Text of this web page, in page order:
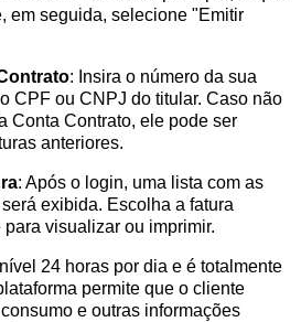
em seguida, selecione "Emitir
: Insira o número da sua
CPF ou CNPJ do titular. Caso não
Conta Contrato, ele pode ser
anteriores.
: Após o login, uma lista com as
exibida. Escolha a fatura
visualizar ou imprimir.
24 horas por dia e é totalmente
permite que o cliente
e outras informações